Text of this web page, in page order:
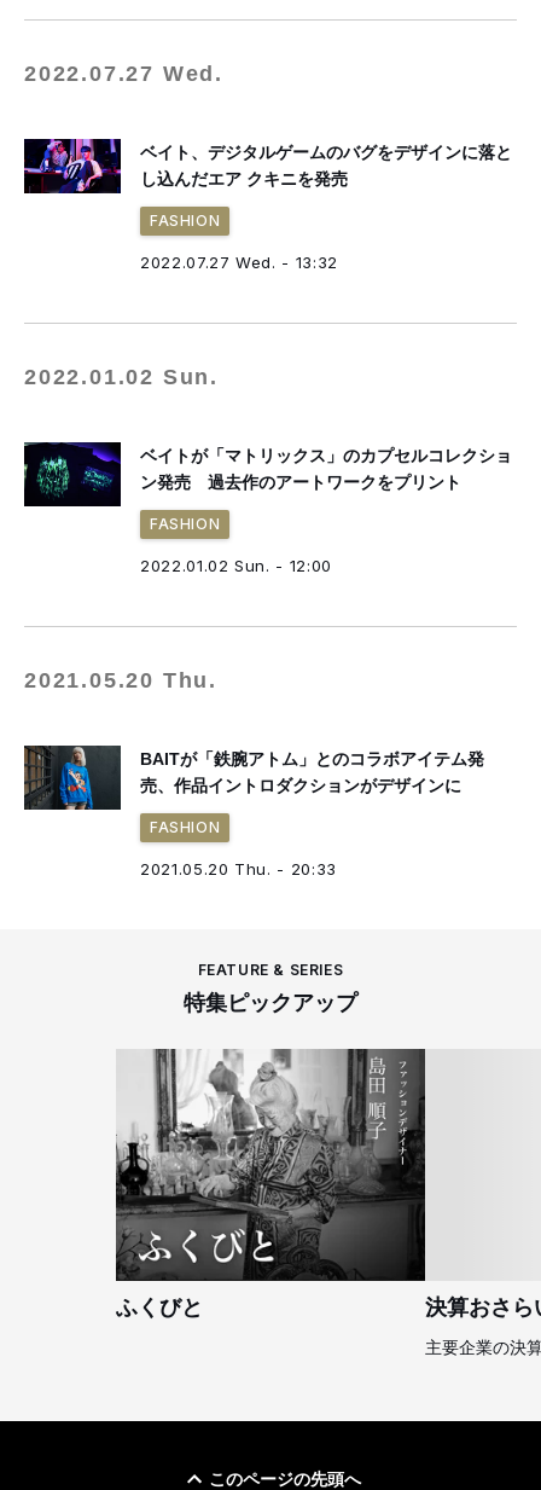
2022.07.27 Wed.
ベイト、デジタルゲームのバグをデザインに落と
し込んだエア クキニを発売
FASHION
2022.07.27 Wed. - 13:32
2022.01.02 Sun.
ベイトが「マトリックス」のカプセルコレクショ
ン発売 過去作のアートワークをプリント
FASHION
2022.01.02 Sun. - 12:00
2021.05.20 Thu.
BAITが「鉄腕アトム」とのコラボアイテム発
売、作品イントロダクションがデザインに
FASHION
2021.05.20 Thu. - 20:33
FEATURE & SERIES
特集ピックアップ
ふくびと 決算おさら
主要企業の決
このページの先頭へ